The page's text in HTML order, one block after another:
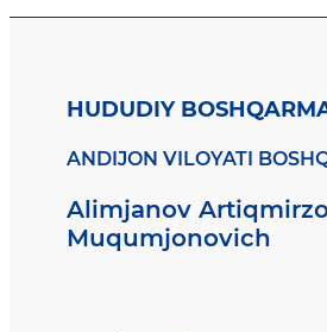
HUDUDIY
ANDIJON VILOYATI
Alimjanov
Muqumjonovich